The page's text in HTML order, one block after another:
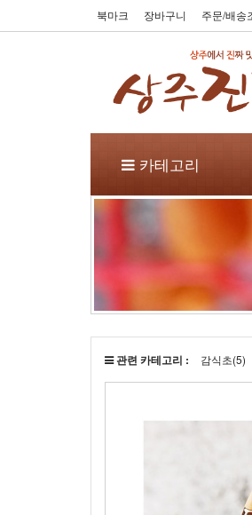
북마크 장바구니 주문/배송
카테고리
관련 카테고리 : 감식초(5)